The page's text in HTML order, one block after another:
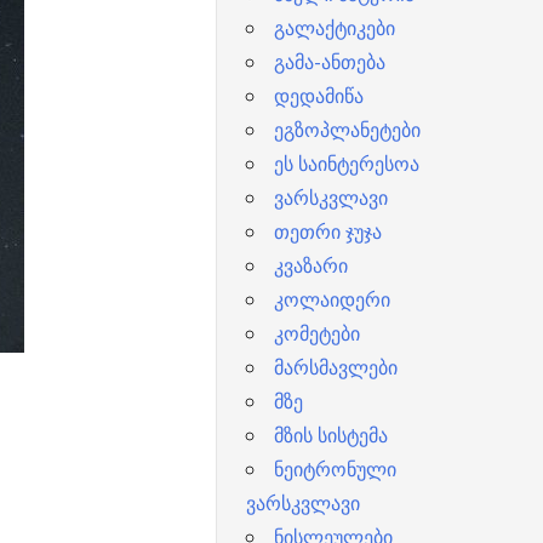
გალაქტიკები
გამა-ანთება
დედამიწა
ეგზოპლანეტები
ეს საინტერესოა
ვარსკვლავი
თეთრი ჯუჯა
კვაზარი
კოლაიდერი
კომეტები
მარსმავლები
მზე
მზის სისტემა
ნეიტრონული
ვარსკვლავი
ნისლეულები